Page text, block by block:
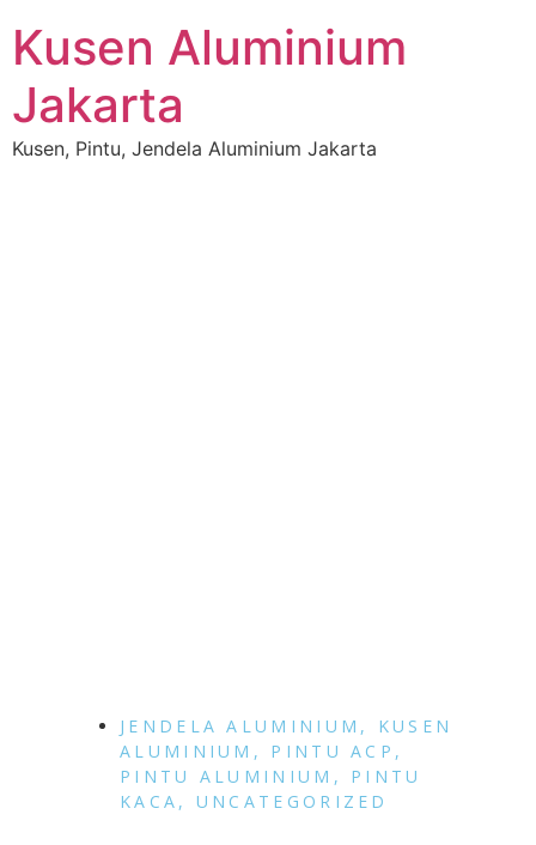
content
Kusen Aluminium
Jakarta
Kusen, Pintu, Jendela Aluminium Jakarta
JENDELA ALUMINIUM , KUSEN
ALUMINIUM , PINTU ACP ,
PINTU ALUMINIUM , PINTU
KACA , UNCATEGORIZED